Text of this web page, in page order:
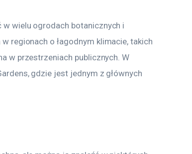
w wielu ogrodach botanicznych i
regionach o łagodnym klimacie, takich
w przestrzeniach publicznych. W
gdzie jest jednym z głównych